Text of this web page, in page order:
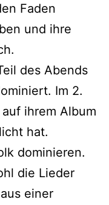
Faden
und ihre
des Abends
Im 2.
ihrem Album
hat.
dominieren.
die Lieder
einer